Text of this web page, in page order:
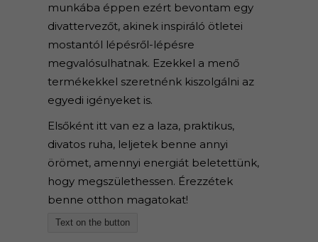
munkába éppen ezért bevontam egy
divattervezőt, akinek inspiráló ötletei
mostantól lépésről-lépésre
megvalósulhatnak. Ezekkel a menő
termékekkel szeretnénk kiszolgálni az
egyedi igényeket is.
Elsőként itt van ez a laza, praktikus,
divatos ruha, leljetek benne annyi
örömet, amennyi energiát beletettünk,
hogy megszülethessen. Érezzétek
benne otthon magatokat!
Text on the button